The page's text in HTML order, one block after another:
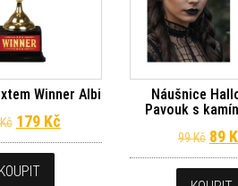
Winner Albi
Kč Původní cena byla: 199 Kč.
179 KčAktuální cena je: 179 Kč.
KOUPIT
Náušnice
Pavouk s
99Kč 89